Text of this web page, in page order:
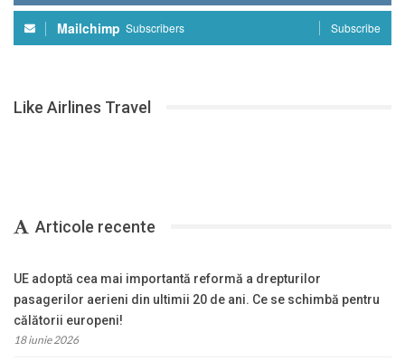
Mailchimp Subscribers Subscribe
Like Airlines Travel
Articole recente
UE adoptă cea mai importantă reformă a drepturilor
pasagerilor aerieni din ultimii 20 de ani. Ce se schimbă pentru
călătorii europeni!
18 iunie 2026